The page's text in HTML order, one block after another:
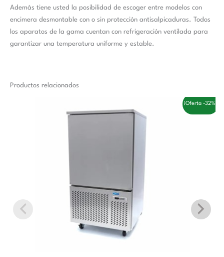
Además tiene usted la posibilidad de escoger entre modelos con
encimera desmontable con o sin protección antisalpicaduras. Todos
los aparatos de la gama cuentan con refrigeración ventilada para
garantizar una temperatura uniforme y estable.
Productos relacionados
¡Oferta -32%!
original